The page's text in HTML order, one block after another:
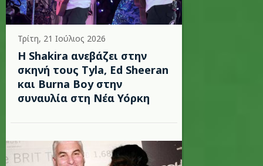
Τρίτη, 21 Ιούλιος 2026
Η Shakira ανεβάζει στην
σκηνή τους Tyla, Ed Sheeran
και Burna Boy στην
συναυλία στη Νέα Υόρκη